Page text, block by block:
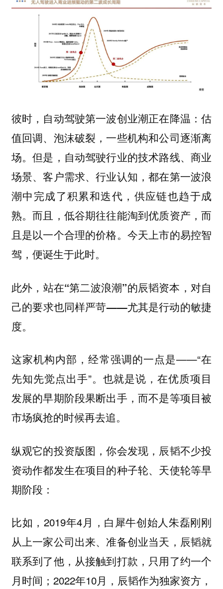
彼时，自动驾驶第一波创业潮正在降温：估
值回调、泡沫破裂，一些机构和公司逐渐离
场。但是，自动驾驶行业的技术路线、商业
场景、客户需求、行业认知，都在第一波浪
潮中完成了积累和迭代，供应链也趋于成
熟。而且，低谷期往往能淘到优质资产，而
且是以一个合理的价格。今天上市的易控智
驾，便诞生于此时。
此外，站在“第二波浪潮”的辰韬资本，对自
己的要求也同样严苛——尤其是行动的敏捷
度。
这家机构内部，经常强调的一点是——“在
先知先觉点出手”。也就是说，在优质项目
发展的早期阶段果断出手，而不是等项目被
市场疯抢的时候再去追。
纵观它的投资版图，你会发现，辰韬不少投
资动作都发生在项目的种子轮、天使轮等早
期阶段：
比如，2019年4月，白犀牛创始人朱磊刚刚
从上一家公司出来、准备创业当天，辰韬就
联系到了他，从接触到打款，只用了约一个
月时间；2022年10月，辰韬作为独家资方，